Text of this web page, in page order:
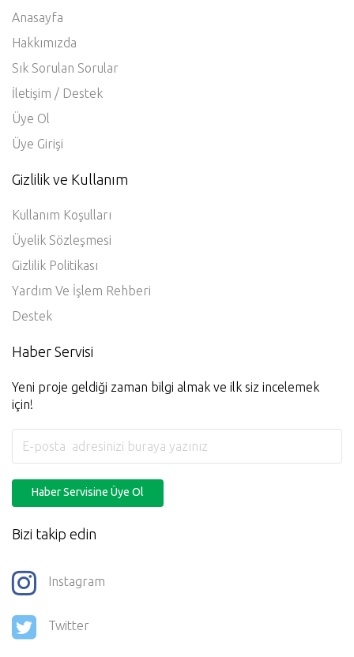
Anasayfa
Hakkımızda
Sık Sorulan Sorular
İletişim / Destek
Üye Ol
Üye Girişi
Gizlilik ve Kullanım
Kullanım Koşulları
Üyelik Sözleşmesi
Gizlilik Politikası
Yardım Ve İşlem Rehberi
Destek
Haber Servisi
Yeni proje geldiği zaman bilgi almak ve ilk siz incelemek
için!
Haber Servisine Üye Ol
Bizi takip edin
Instagram
Twitter